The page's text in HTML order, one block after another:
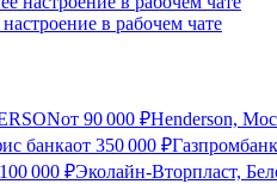
в рабочем чате
от 90 000 ₽Henderson,
банкаот 350 000 ₽
100 000 ₽Эколайн-Вторпласт,